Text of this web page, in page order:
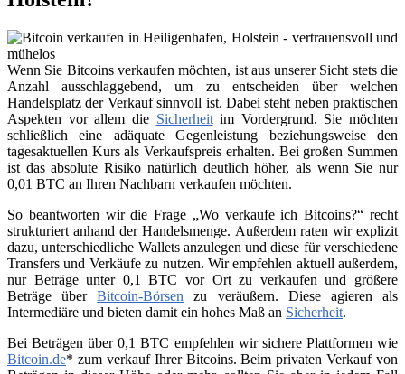
Wenn Sie Bitcoins verkaufen möchten, ist aus unserer Sicht stets die
Anzahl ausschlaggebend, um zu entscheiden über welchen
Handelsplatz der Verkauf sinnvoll ist. Dabei steht neben praktischen
Aspekten vor allem die Sicherheitim Vordergrund. Sie möchten
schließlich eine adäquate Gegenleistung beziehungsweise den
tagesaktuellen Kurs als Verkaufspreis erhalten. Bei großen Summen
ist das absolute Risiko natürlich deutlich höher, als wenn Sie nur
0,01 BTC an Ihren Nachbarn verkaufen möchten.
So beantworten wir die Frage „Wo verkaufe ich Bitcoins?“ recht
strukturiert anhand der Handelsmenge. Außerdem raten wir explizit
dazu, unterschiedliche Wallets anzulegen und diese für verschiedene
Transfers und Verkäufe zu nutzen. Wir empfehlen aktuell außerdem,
nur Beträge unter 0,1 BTC vor Ort zu verkaufen und größere
Beträge überBitcoin-Börsen zu veräußern. Diese agieren als
Intermediäre und bieten damit ein hohes Maß an Sicherheit.
Bei Beträgen über 0,1 BTC empfehlen wir sichere Plattformen wie
Bitcoin.de* zum verkauf Ihrer Bitcoins. Beim privaten Verkauf von